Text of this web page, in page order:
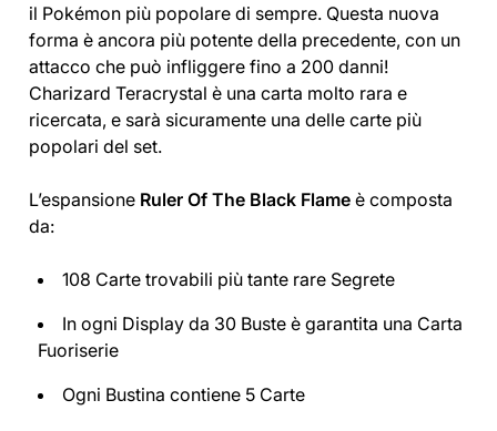
il Pokémon più popolare di sempre. Questa nuova
forma è ancora più potente della precedente, con un
attacco che può infliggere fino a 200 danni!
Charizard Teracrystal è una carta molto rara e
ricercata, e sarà sicuramente una delle carte più
popolari del set.
L’espansione Ruler Of The Black Flame è composta
da:
108 Carte trovabili più tante rare Segrete
In ogni Display da 30 Buste è garantita una Carta
Fuoriserie
Ogni Bustina contiene 5 Carte